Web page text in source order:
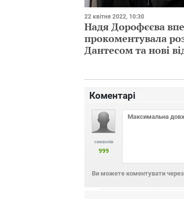
22 квітня 2022, 10:30
Надя Дорофєєва
прокоментувала
Дантесом та нові
Коментарі
символів
999
Ви можете коментувати